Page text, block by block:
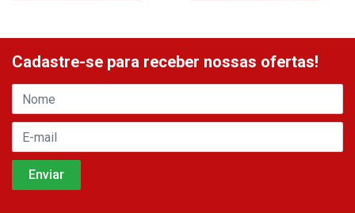
Cadastre-se para receber nossas ofertas!